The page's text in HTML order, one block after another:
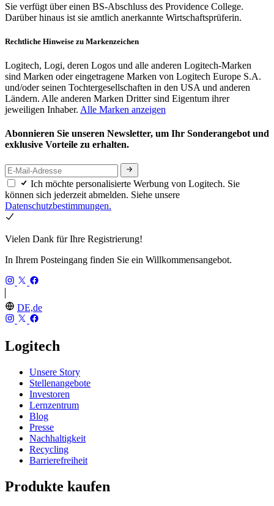
Sie verfügt über einen BS-Abschluss des Providence College.
Darüber hinaus ist sie amtlich anerkannte Wirtschaftsprüferin.
Rechtliche Hinweise zu Markenzeichen
Logitech, Logi, deren Logos und alle anderen Logitech-Marken
sind Marken oder eingetragene Marken von Logitech Europe S.A.
und/oder seinen Tochtergesellschaften in den USA und anderen
Ländern. Alle anderen Marken Dritter sind Eigentum ihrer
jeweiligen Inhaber. Alle Marken anzeigen
Abonnieren Sie unseren Newsletter, um Ihr Sonderangebot und
exklusive Vorteile zu erhalten.
Ich möchte personalisierte Werbung von Logitech. Sie
können sich jederzeit abmelden. Siehe unsere
Datenschutzbestimmungen.
Vielen Dank für Ihre Registrierung!
In Ihrem Posteingang finden Sie ein Willkommensangebot.
DE,de
Logitech
Unsere Story
Stellenangebote
Investoren
Lernzentrum
Blog
Presse
Nachhaltigkeit
Recycling
Barrierefreiheit
Produkte kaufen